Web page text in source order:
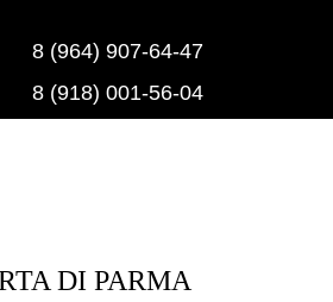
8 (918) 001-56-04
8 (964) 907-64-47
DI PARMA